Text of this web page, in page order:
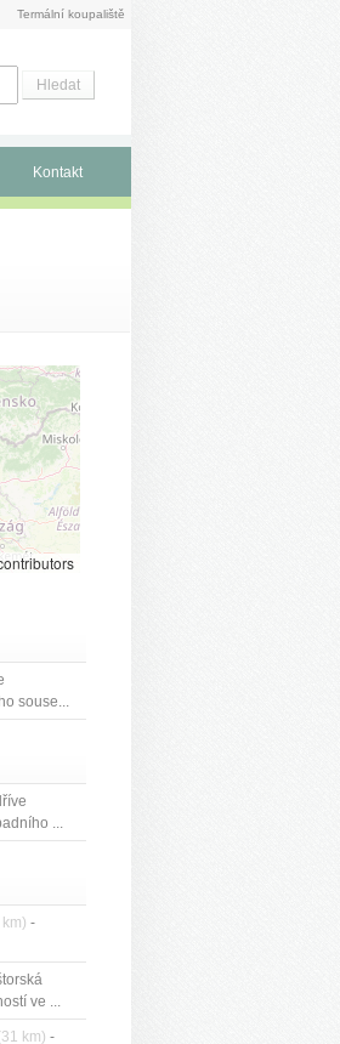
Termální koupaliště
Kontakt
souse...
...
-
ve ...
km) -